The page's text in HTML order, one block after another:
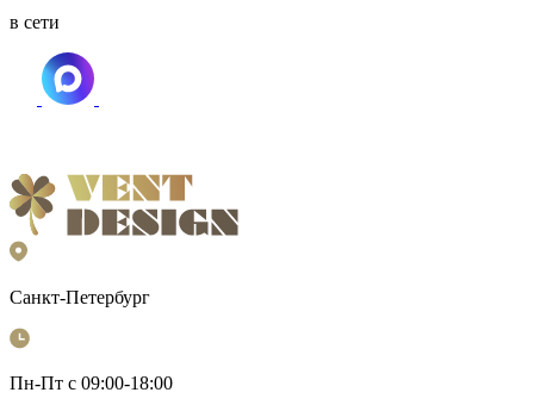
в сети
Санкт-Петербург
Пн-Пт с 09:00-18:00